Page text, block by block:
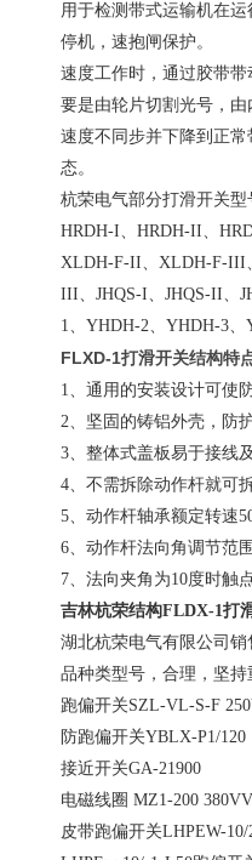
用于检测带式运输机在
停机，速抱闸保护。
速度工作时，通过胶带
要是由轮片切割光号，
速度不同步并下降到正
态。
杭荣电气部分打滑开关型
HRDH-I、HRDH-II、
XLDH-F-II、XLDH-F-III
III、JHQS-I、JHQS-II、
1、YHDH-2、YHDH-3
FLXD-1打滑开关结构特
1、通用的安装设计可使
2、坚固的铸铝外壳，防
3、整体式盖板易于接线
4、不需拆除动作杆就可
5、动作杆轴承额定转速
6、动作杆法向角调节范
7、法向夹角为10度时触
吉林杭荣结构FLDX-1打
湖北杭荣电气有限公司
品种类型号，合理，坚
跑偏开关SZL-VL-S-F
防跑偏开关YBLX-P1/120
接近开关GA-21900
电磁线圈 MZ1-200 380VV
皮带跑偏开关LHPEW-10/